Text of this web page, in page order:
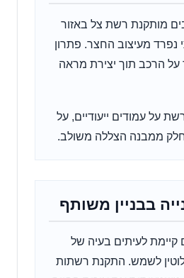
מותקנת רשת צל באזור
נפרד מעיצוב החצר. פתרון
הרכב תוך יצירת מראה
על עמודים ייעודיים, על
ממבנה הצללה משולב.
בבניין משותף
קיימת לעיתים בעיה של
לשמש. התקנת רשתות